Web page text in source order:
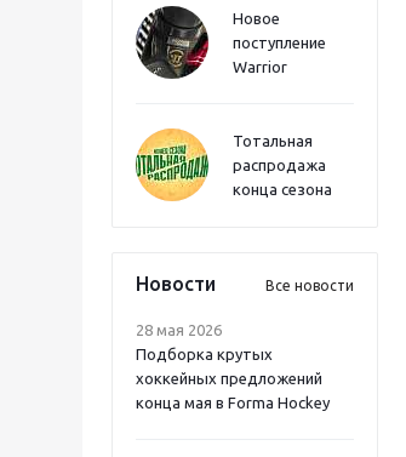
Новое
поступление
Warrior
Тотальная
распродажа
конца сезона
Новости Все новости
28 мая 2026
Подборка крутых
хоккейных предложений
конца мая в Forma Hockey